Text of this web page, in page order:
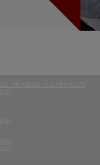
ARABISCHE EMIRATEN